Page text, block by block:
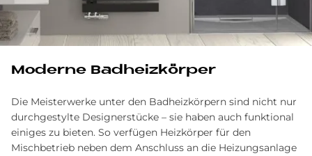
Moderne Badheizkörper
Die Meisterwerke unter den Badheizkörpern sind nicht nur
durchgestylte Designerstücke – sie haben auch funktional
einiges zu bieten. So verfügen Heizkörper für den
Mischbetrieb neben dem Anschluss an die Heizungsanlage